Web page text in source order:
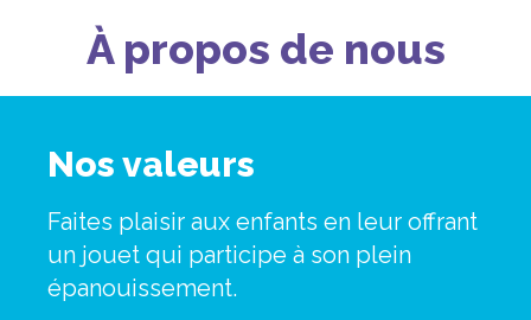
À propos de nous
Nos valeurs
Faites plaisir aux enfants en leur offrant
un jouet qui participe à son plein
épanouissement.